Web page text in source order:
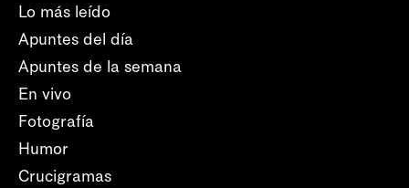
Lo más leído
Apuntes del día
Apuntes de la semana
En vivo
Fotografía
Humor
Crucigramas